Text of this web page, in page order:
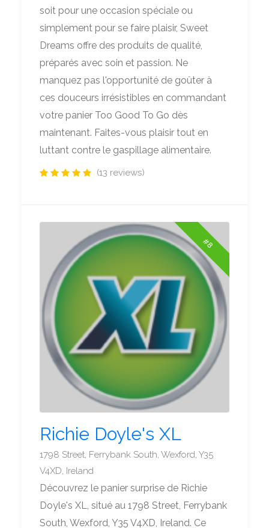
soit pour une occasion spéciale ou
simplement pour se faire plaisir, Sweet
Dreams offre des produits de qualité,
préparés avec soin et passion. Ne
manquez pas l'opportunité de goûter à
ces douceurs irrésistibles en commandant
votre panier Too Good To Go dès
maintenant. Faites-vous plaisir tout en
luttant contre le gaspillage alimentaire.
(13 reviews)
#8
Richie Doyle's XL
1798 Street, Ferrybank South, Wexford, Y35
V4XD, Ireland
Découvrez le panier surprise de Richie
Doyle's XL, situé au 1798 Street, Ferrybank
South, Wexford, Y35 V4XD, Ireland. Ce